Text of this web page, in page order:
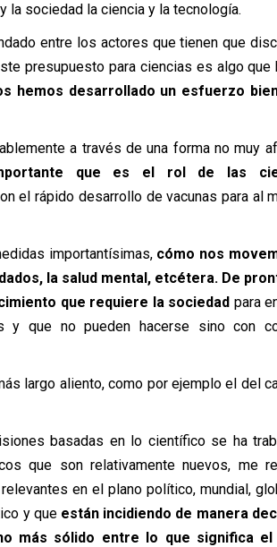
la sociedad la ciencia y la tecnología.
entre los actores que tienen que
presupuesto para ciencias es algo
hemos desarrollado un esfuerzo
a través de una forma no muy
que es el rol de las
el rápido desarrollo de vacunas para al
importantísimas, cómo nos
la salud mental, etcétera. De
que requiere la sociedad para
y que no pueden hacerse sino con
largo aliento, como por ejemplo el del
basadas en lo científico se ha
que son relativamente nuevos, me
en el plano político, mundial,
y que están incidiendo de manera
más sólido entre lo que significa